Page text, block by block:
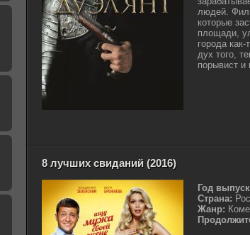
людей.
которые
площади,
города
дух того,
порывист и
8 лучших свиданий (2016)
Год
Страна:
Жанр: